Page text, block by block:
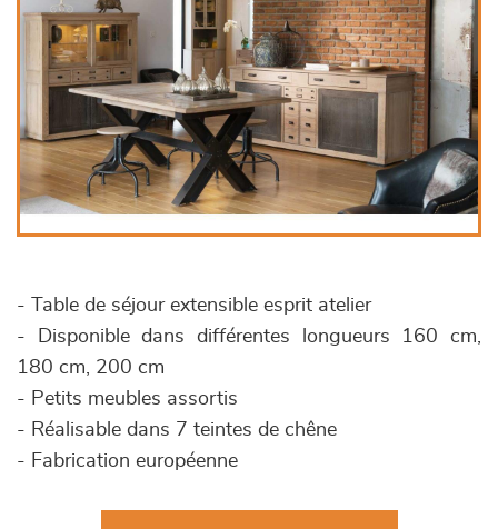
- Table de séjour extensible esprit atelier
- Disponible dans différentes longueurs 160 cm,
180 cm, 200 cm
- Petits meubles assortis
- Réalisable dans 7 teintes de chêne
- Fabrication européenne